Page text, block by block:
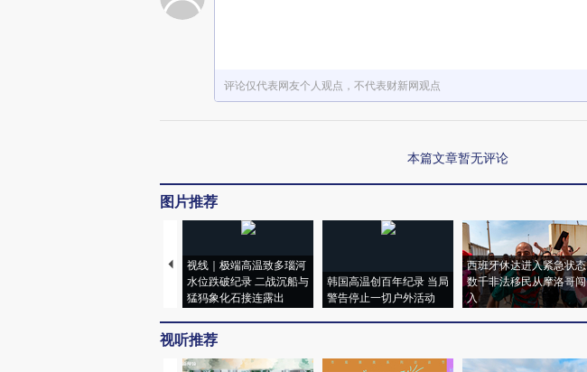
评论仅代表网友个人观点，不代表财新网观点
本篇文章暂无评论
图片推荐
视线｜极端高温致多瑙河
水位跌破纪录 二战沉船与
猛犸象化石接连露出
韩国高温创百年纪录 当局
警告停止一切户外活动
西班牙休达进入紧急状态
数千非法移民从摩洛哥闯
入
视听推荐